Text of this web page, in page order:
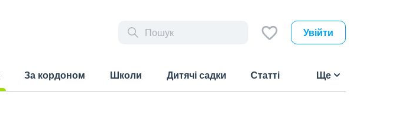
Увійти
За кордоном Школи Дитячі садки Статті Ще